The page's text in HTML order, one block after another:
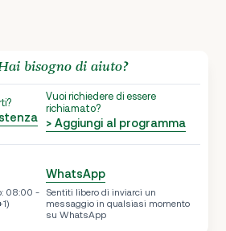
bisogno di aiuto?
Vuoi richiedere di essere
richiamato?
> Aggiungi al programma
08:00 -
WhatsApp
Sentiti libero di inviarci un
messaggio in qualsiasi momento
su WhatsApp